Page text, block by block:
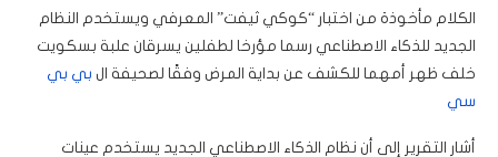
الكلام مأخوذة من اختبار “كوكي ثيفت” المعرفي ويستخدم النظام
الجديد للذكاء الاصطناعي رسما مؤرخا لطفلين يسرقان علبة بسكويت
خلف ظهر أمهما للكشف عن بداية المرض وفقًا لصحيفة ال بي بي
سي
أشار التقرير إلى أن نظام الذكاء الاصطناعي الجديد يستخدم عينات